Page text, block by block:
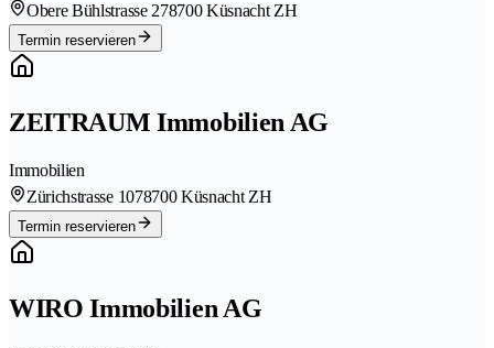
Obere Bühlstrasse 278700 Küsnacht ZH
Termin reservieren
ZEITRAUM Immobilien AG
Immobilien
Zürichstrasse 1078700 Küsnacht ZH
Termin reservieren
WIRO Immobilien AG